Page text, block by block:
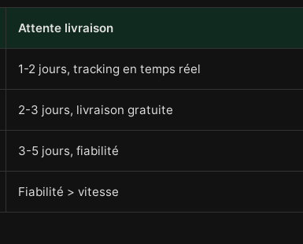
Attente livraison
1-2 jours, tracking en temps réel
2-3 jours, livraison gratuite
3-5 jours, fiabilité
Fiabilité > vitesse